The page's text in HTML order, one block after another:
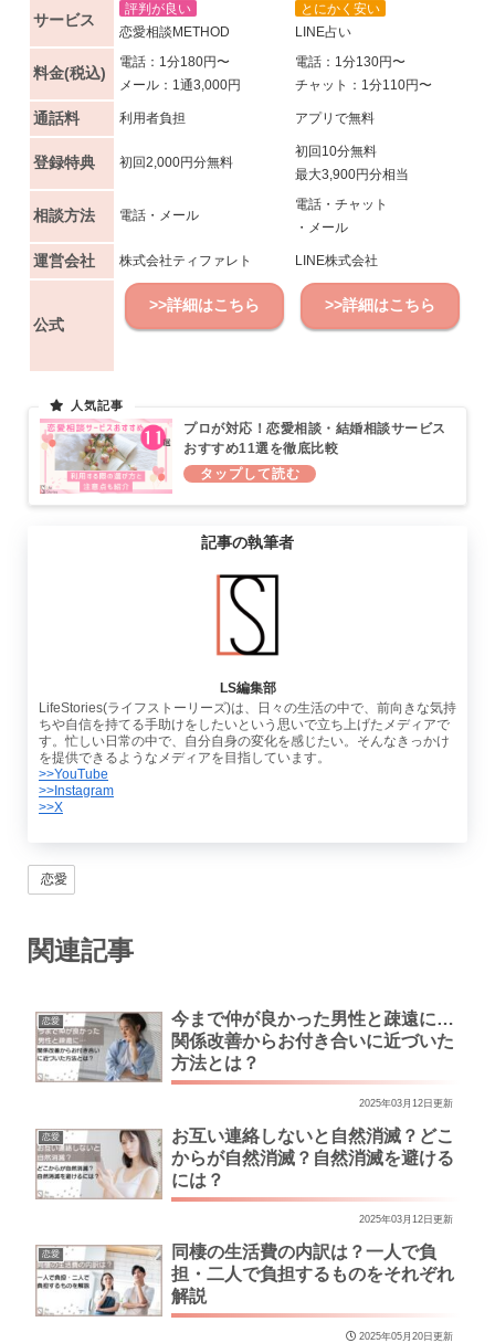
サービス
評判が良い
恋愛相談METHOD
とにかく安い
LINE占い
料金(税込)
電話：1分180円〜
メール：1通3,000円
電話：1分130円〜
チャット：1分110円〜
通話料 利用者負担 アプリで無料
登録特典 初回2,000円分無料
初回10分無料
最大3,900円分相当
相談方法 電話・メール
電話・チャット
・メール
運営会社 株式会社ティファレト LINE株式会社
公式
>>詳細はこちら >>詳細はこちら
プロが対応！恋愛相談・結婚相談サービス
おすすめ11選を徹底比較
記事の執筆者
LS編集部
LifeStories(ライフストーリーズ)は、日々の生活の中で、前向きな気持
ちや自信を持てる手助けをしたいという思いで立ち上げたメディアで
す。忙しい日常の中で、自分自身の変化を感じたい。そんなきっかけ
を提供できるようなメディアを目指しています。
>>YouTube
>>Instagram
>>X
恋愛
関連記事
恋愛
今まで仲が良かった男性と疎遠に…
関係改善からお付き合いに近づいた
方法とは？
2025年03月12日更新
恋愛
お互い連絡しないと自然消滅？どこ
からが自然消滅？自然消滅を避ける
には？
2025年03月12日更新
恋愛
同棲の生活費の内訳は？一人で負
担・二人で負担するものをそれぞれ
解説
2025年05月20日更新